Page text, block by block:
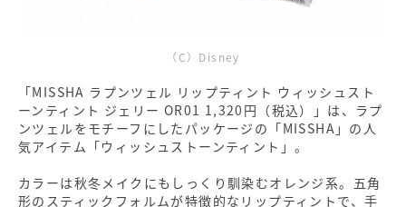
（C）Disney
「MISSHA ラプンツェル リップティント ウィッシュスト
ーンティント ジェリー OR01 1,320円（税込）」は、ラプ
ンツェルをモチーフにしたパッケージの「MISSHA」の人
気アイテム「ウィッシュストーンティント」。
カラーは秋冬メイクにもしっくり馴染むオレンジ系。五角
形のスティックフォルムが特徴的なリップティントで、手